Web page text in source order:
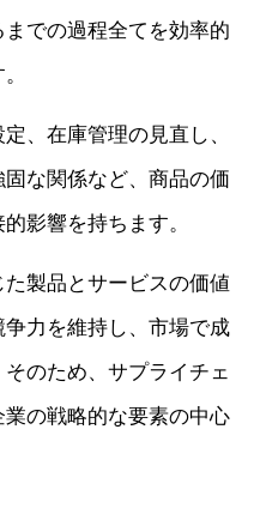
での過程全てを効率的
、在庫管理の見直し、
な関係など、商品の価
影響を持ちます。
製品とサービスの価値
力を維持し、市場で成
のため、サプライチェ
の戦略的な要素の中心